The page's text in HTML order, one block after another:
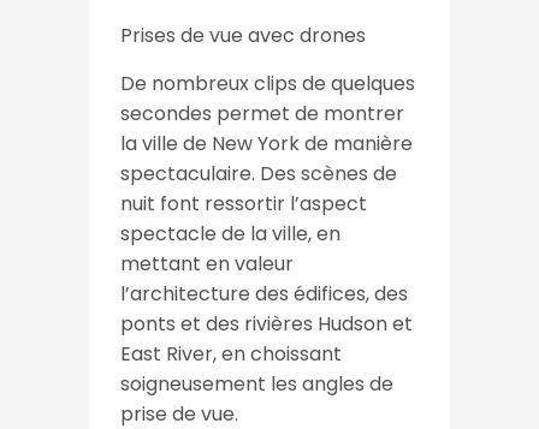
Prises de vue avec drones
De nombreux clips de quelques
secondes permet de montrer
la ville de New York de manière
spectaculaire. Des scènes de
nuit font ressortir l’aspect
spectacle de la ville, en
mettant en valeur
l’architecture des édifices, des
ponts et des rivières Hudson et
East River, en choissant
soigneusement les angles de
prise de vue.